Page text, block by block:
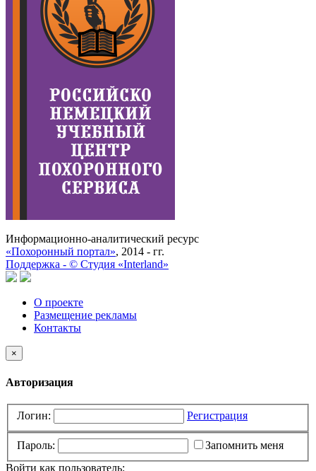
Информационно-аналитический ресурс
«Похоронный портал», 2014 - гг.
Поддержка - © Cтудия «Interland»
О проекте
Размещение рекламы
Контакты
×
Авторизация
Логин: Регистрация
Пароль:
Запомнить меня
Войти как пользователь: